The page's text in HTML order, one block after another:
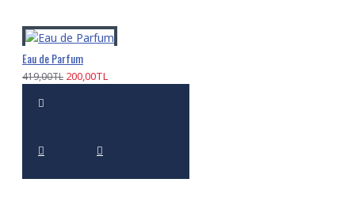
Eau de Parfum
419,00TL 200,00TL